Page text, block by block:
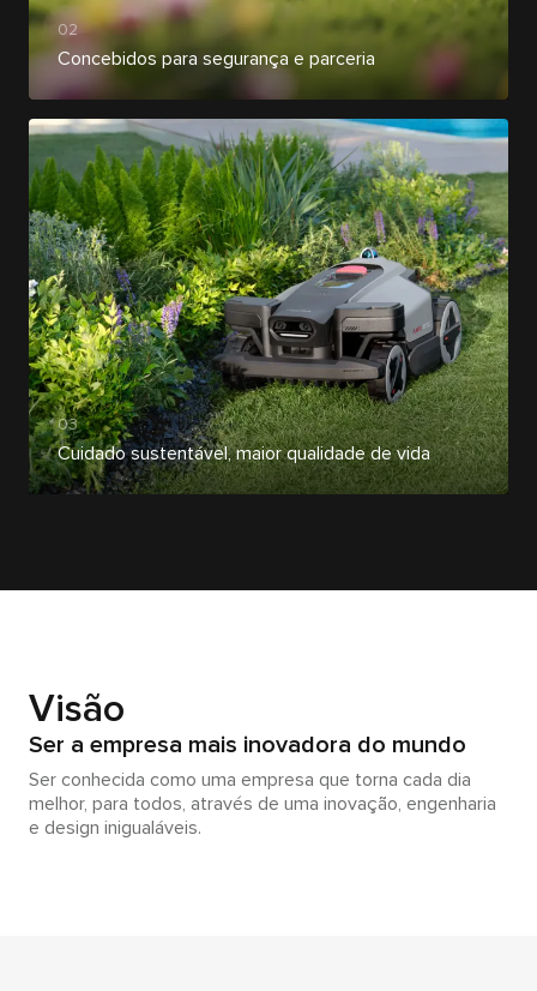
02
Concebidos para segurança e parceria
03
Cuidado sustentável, maior qualidade de vida
Visão
Ser a empresa mais inovadora do mundo
Ser conhecida como uma empresa que torna cada dia
melhor, para todos, através de uma inovação, engenharia
e design inigualáveis.